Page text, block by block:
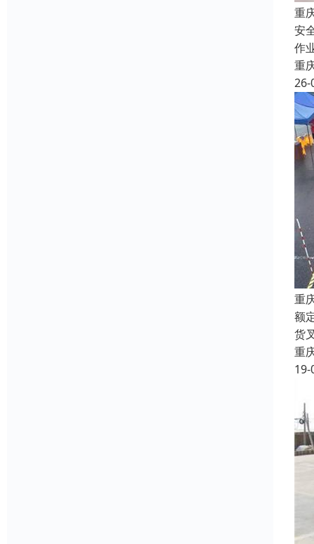
重
安
作
重
26-
重
额
货
重
19-